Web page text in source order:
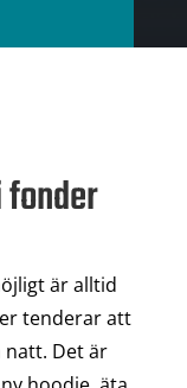
är alltid
tenderar att
natt. Det är